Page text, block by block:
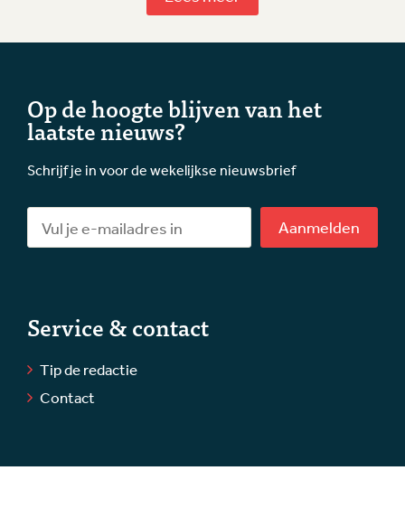
Op de hoogte blijven van het
laatste nieuws?
Schrijf je in voor de wekelijkse nieuwsbrief
Aanmelden
Service & contact
Tip de redactie
Contact